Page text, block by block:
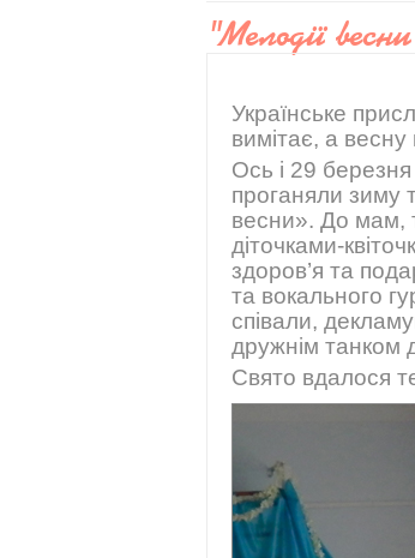
"Мелодії
Українське
вимітає, а весну
Ось і 29 березня
проганяли зиму
весни». До мам,
діточками-
здоров’я та
та вокального
співали,
дружнім танком
Свято вдалося